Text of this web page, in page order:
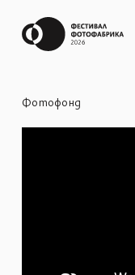
Фотофонд